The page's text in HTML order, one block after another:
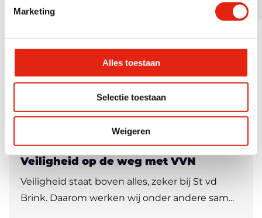
Marketing
Alles toestaan
Selectie toestaan
Weigeren
Veiligheid op de weg met VVN
Veiligheid staat boven alles, zeker bij St vd
Brink. Daarom werken wij onder andere sam...